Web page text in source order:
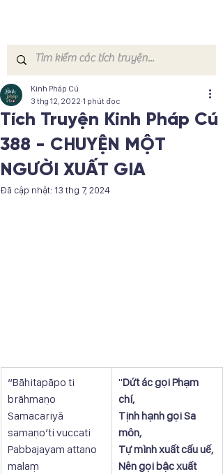
Tích Truyện Kinh Pháp Cú
388 - CHUYỆN MỘT
NGƯỜI XUẤT GIA
Kinh Pháp Cú
3 thg 12, 2022 1 phút đọc
Đã cập nhật:13 thg 7, 2024
“Bāhitapāpo ti
brāhmaṇo
Samacariyā
samaṇo’ti vuccati
Pabbajayam attano
malaṃ
"Dứt ác gọi Phạm
chí,
Tịnh hạnh gọi Sa
môn,
Tự mình xuất cấu uế,
Nên gọi bậc xuất